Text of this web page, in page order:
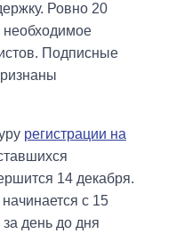
Ровно 20
необходимое
Подписные
регистрации на
14 декабря.
с 15
за день до дня